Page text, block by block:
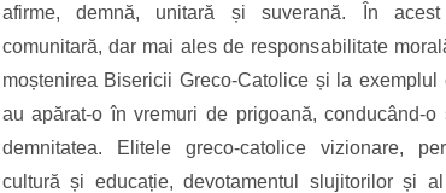
afirme, demnă, unitară și suverană. În
comunitară, dar mai ales de responsabilitate
moștenirea Bisericii Greco-Catolice și la
au apărat-o în vremuri de prigoană, conducând-
demnitatea. Elitele greco-catolice vizionare,
cultură și educație, devotamentul slujitorilor și